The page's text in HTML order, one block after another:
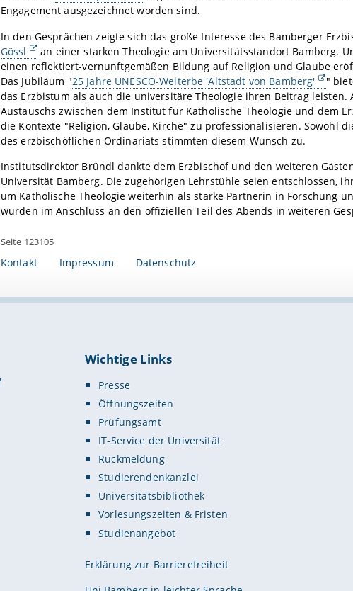
Engagement ausgezeichnet worden sind.
In den Gesprächen zeigte sich das große Interesse des Bamberger
Gössl
an einer starken Theologie am Universitätsstandort Bamberg.
einen reflektiert-vernunftgemäßen Bildung auf Religion und Glaube
Das Jubiläum "25 Jahre UNESCO-Welterbe 'Altstadt von Bamberg'
"
das Erzbistum als auch die universitäre Theologie ihren Beitrag
Austauschs zwischen dem Institut für Katholische Theologie und dem
die Kontexte "Religion, Glaube, Kirche" zu professionalisieren. Sowohl
des erzbischöflichen Ordinariats stimmten diesem Wunsch zu.
Institutsdirektor Bründl dankte dem Erzbischof und den weiteren
Universität Bamberg. Die zugehörigen Lehrstühle seien entschlossen,
um Katholische Theologie weiterhin als starke Partnerin in Forschung
wurden im Anschluss an den offiziellen Teil des Abends in weiteren
Seite 123105
Kontakt Impressum Datenschutz
Wichtige Links
Presse
Öffnungszeiten
Prüfungsamt
IT-Service der Universität
Rückmeldung
Studierendenkanzlei
Universitätsbibliothek
Vorlesungszeiten & Fristen
Studienangebot
Erklärung zur Barrierefreiheit